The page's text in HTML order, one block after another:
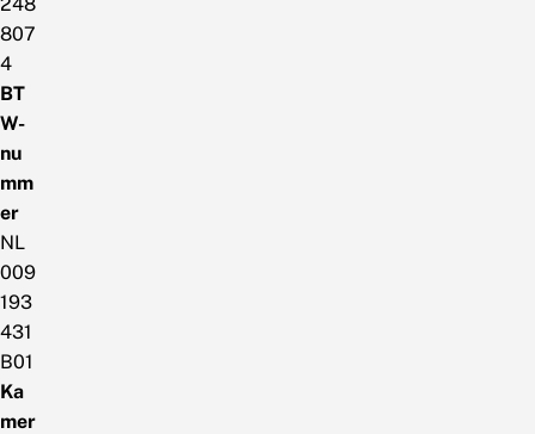
807
4
BT
W-
nu
mm
er
NL
009
193
431
B01
Ka
mer